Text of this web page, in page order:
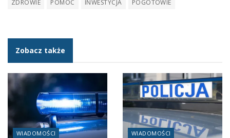
ZDROWIE
POMOC INWESTYCJA POGOTOWIE
Zobacz także
WIADOMOŚCI WIADOMOŚCI